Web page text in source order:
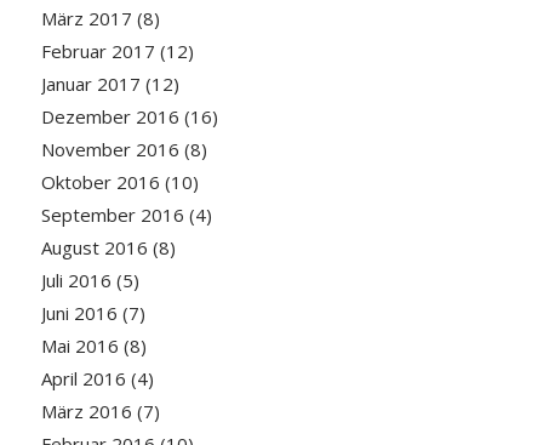
März 2017 (8)
Februar 2017 (12)
Januar 2017 (12)
Dezember 2016 (16)
November 2016 (8)
Oktober 2016 (10)
September 2016 (4)
August 2016 (8)
Juli 2016 (5)
Juni 2016 (7)
Mai 2016 (8)
April 2016 (4)
März 2016 (7)